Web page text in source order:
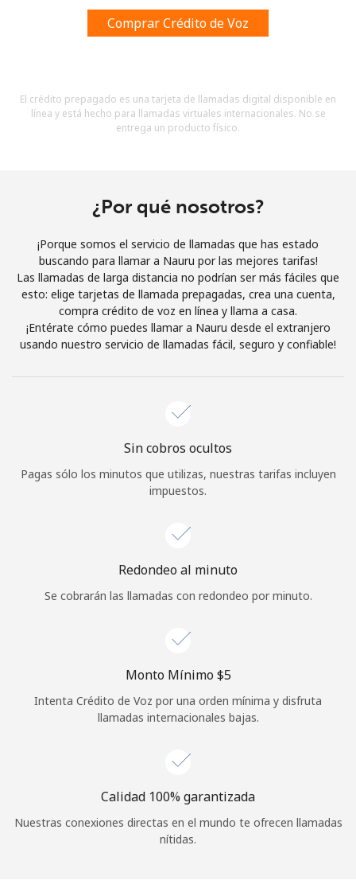
Un caracter especial
Al abrir una cuenta en este sitio web, estoy de acuerdo con
Términos y condiciones.
Únete
¡Hola!
Iniciar Sesión
Continuar con
Comprar Crédito de Voz
El crédito prepagado es una tarjeta de llamadas digital disponible en
línea y está hecho para llamadas virtuales internacionales. No se
entrega un producto físico.
¿Por qué nosotros?
¡Porque somos el servicio de llamadas que has estado
buscando para llamar a Nauru por las mejores tarifas!
Las llamadas de larga distancia no podrían ser más fáciles que
esto: elige tarjetas de llamada prepagadas, crea una cuenta,
compra crédito de voz en línea y llama a casa.
¡Entérate cómo puedes llamar a Nauru desde el extranjero
usando nuestro servicio de llamadas fácil, seguro y confiable!
Sin cobros ocultos
Pagas sólo los minutos que utilizas, nuestras tarifas incluyen
impuestos.
Redondeo al minuto
Se cobrarán las llamadas con redondeo por minuto.
Monto Mínimo ⁦$5⁩
Intenta Crédito de Voz por una orden mínima y disfruta
llamadas internacionales bajas.
Calidad 100% garantizada
Nuestras conexiones directas en el mundo te ofrecen llamadas
nítidas.